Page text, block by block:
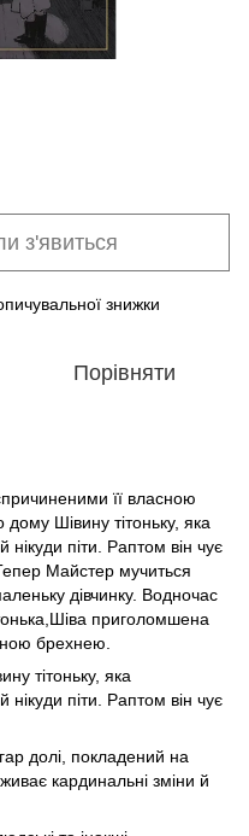
з'явиться
знижки
Порівняти
її власною
Шівину тітоньку, яка
нікуди піти. Раптом він чує
Майстер мучиться
дівчинку. Водночас
приголомшена
брехнею.
тітоньку, яка
нікуди піти. Раптом він чує
долі, покладений на
кардинальні зміни й